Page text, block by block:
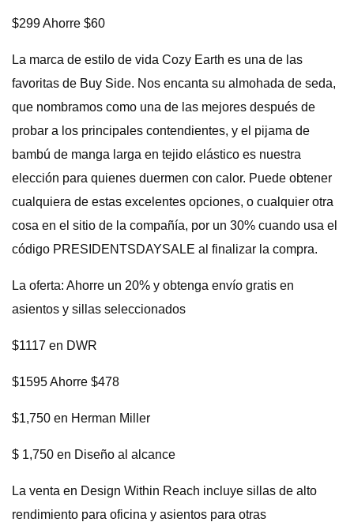
$299 Ahorre $60
La marca de estilo de vida Cozy Earth es una de las
favoritas de Buy Side. Nos encanta su almohada de seda,
que nombramos como una de las mejores después de
probar a los principales contendientes, y el pijama de
bambú de manga larga en tejido elástico es nuestra
elección para quienes duermen con calor. Puede obtener
cualquiera de estas excelentes opciones, o cualquier otra
cosa en el sitio de la compañía, por un 30% cuando usa el
código PRESIDENTSDAYSALE al finalizar la compra.
La oferta: Ahorre un 20% y obtenga envío gratis en
asientos y sillas seleccionados
$1117 en DWR
$1595 Ahorre $478
$1,750 en Herman Miller
$ 1,750 en Diseño al alcance
La venta en Design Within Reach incluye sillas de alto
rendimiento para oficina y asientos para otras